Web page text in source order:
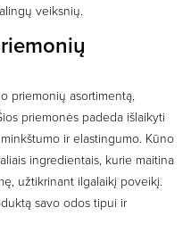
veiksnių.
priemonių asortimentą,
priemonės padeda išlaikyti
ir elastingumo. Kūno
ingredientais, kurie maitina
užtikrinant ilgalaikį poveikį.
savo odos tipui ir